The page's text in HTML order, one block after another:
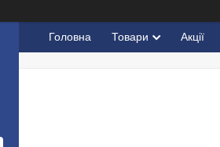
Головна Товари Акції